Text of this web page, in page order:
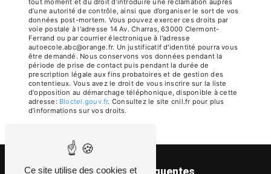
d’une autorité de contrôle, ainsi que d’organiser le sort de vos
données post-mortem. Vous pouvez exercer ces droits par
voie postale à l'adresse 14 Av. Charras, 63000 Clermont-
Ferrand ou par courrier électronique à l'adresse
autoecole.abc@orange.fr. Un justificatif d'identité pourra vous
être demandé. Nous conservons vos données pendant la
période de prise de contact puis pendant la durée de
prescription légale aux fins probatoires et de gestion des
contentieux. Vous avez le droit de vous inscrire sur la liste
d'opposition au démarchage téléphonique, disponible à cette
adresse:
Bloctel.gouv.fr. Consultez le site cnil.fr pour plus
d’informations sur vos droits.
Recherches fréquentes
Ce site utilise des cookies et